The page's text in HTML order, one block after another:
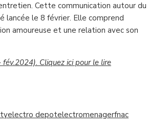
Cette communication autour du
lancée le 8 février. Elle comprend
amoureuse et une relation avec son
Cliquez ici pour le lire
electro depotelectromenagerfnac